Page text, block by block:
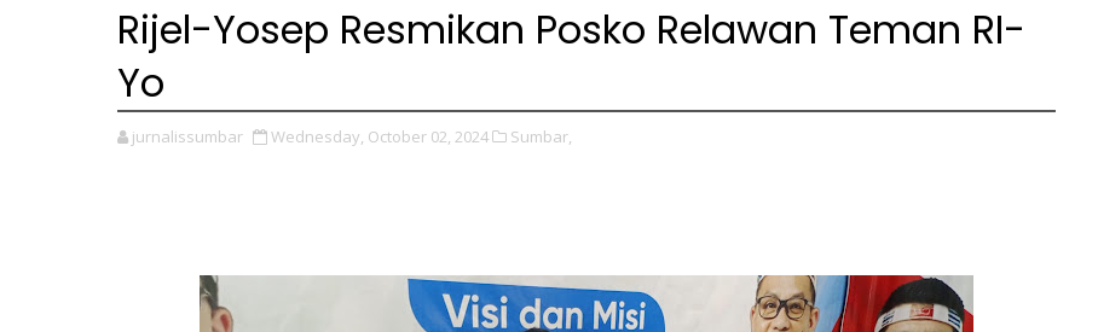
Rijel-Yosep Resmikan Posko Relawan Teman RI-
Yo
jurnalissumbar Wednesday, October 02, 2024 Sumbar,